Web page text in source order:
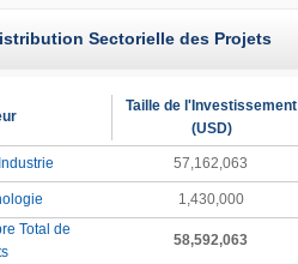
Sectorielle des Projets
Taille de l'Investissement
(USD)
57,162,063
1,430,000
Total de
58,592,063